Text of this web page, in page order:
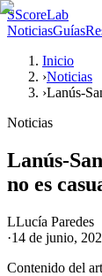
SScoreLab
NoticiasGuías
Inicio
›Noticias
›Lanús-
Noticias
Lanús-
no es
LLucía Paredes
·14 de junio,
Contenido del